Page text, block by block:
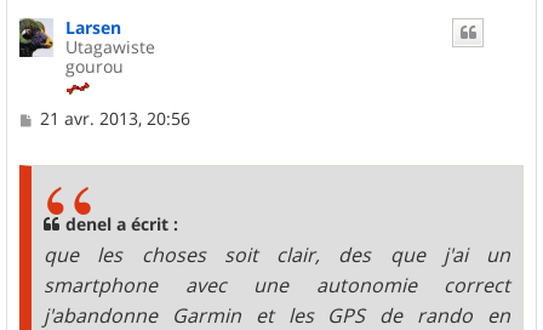
Larsen
Utagawiste
gourou
M
21 avr. 2013, 20:56
denel a écrit :
que les choses soit clair, des que j'ai un
smartphone avec une autonomie correct
j'abandonne Garmin et les GPS de rando en